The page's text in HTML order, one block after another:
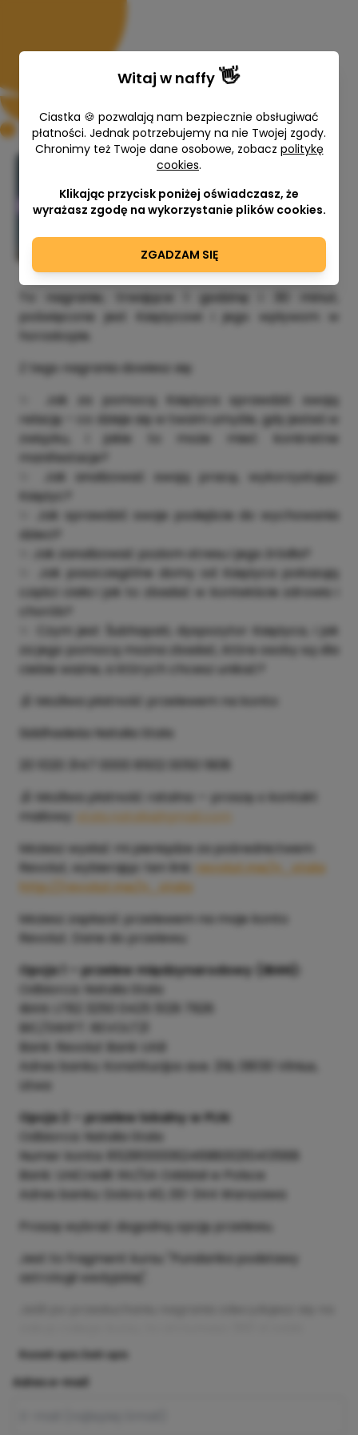
🕉️ Księżyc – Śubhapati,
Księżyca 🕉️
260,00 zł
To nagranie, trwające 1 godzinę i 30 minut,
poświęcone jest Księżycowi i jego wpływom w
horoskopie.
Z tego nagrania dowiesz się:
✨ Jak za pomocą Księżyca sprawdzić swoją
relację – co dzieje się w twoim umyśle, gdy jesteś w
związku, i jakie to może mieć konkretne
manifestacje?
✨ Jak analizować swoją pracę, wykorzystując
Księżyc?
✨ Jak sprawdzić swoje podejście do wychowania
dzieci?
✨ Jak zanalizować poziom stresu i jego źródła?
✨ Jak poszczególne domy od Księżyca pokazują
części ciała i jak to zbadać w kontekście zdrowia i
chorób?
✨ Czym jest Śubhapati, dyspozytor Księżyca, i jak
za jego pomocą można zbadać, które osoby są dla
ciebie ważne, a których chcesz unikać?
🕉️ Możliwa płatność przelewem na konto:
Siddhadeśa Natalia Stala
🕉️ Możliwa płatność ratalna — proszę o kontakt
mailowy:
stala.natalia@gmail.com
Możesz wysłać mi pieniądze za pośrednictwem
Revolut, wybierając ten link:
revolut.me/n_stala
http://revolut.me/n_stala
Możesz zapłacić przelewem na moje konto
Revolut. Dane do przelewu:
Opcja 1 – przelew międzynarodowy (IBAN):
Odbiorca: Natalia Stala
IBAN: LT82 3250 0425 5129 7926
BIC/SWIFT: REVOLT21
Bank: Revolut Bank UAB
Adres banku: Konstitucijos ave. 21B, 08130 Vilnius,
Litwa
Opcja 2 – przelew lokalny w PLN:
Odbiorca: Natalia Stala
Numer konta: 85291000062469800210413568
Bank: UniCredit NV/SA Oddział w Polsce
Adres banku: Dobra 40, 00-344 Warszawa
Proszę wybrać dogodną opcję przelewu.
Jest to fragment kursu "Pundarika podstawy
astrologii wedyjskiej".
Rozwiń opis Zwiń opis
Adres e-mail
Witaj w naffy 👋
Ciastka 🍪 pozwalają nam bezpiecznie obsługiwać
płatności. Jednak potrzebujemy na nie Twojej zgody.
Chronimy też Twoje dane osobowe, zobacz politykę
cookies.
Klikając przycisk poniżej oświadczasz, że
wyrażasz zgodę na wykorzystanie plików cookies.
ZGADZAM SIĘ